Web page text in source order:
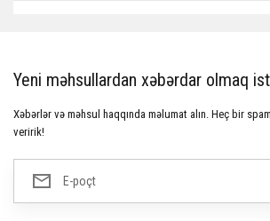
Yeni məhsullardan xəbərdar olmaq
Xəbərlər və məhsul haqqında məlumat alın. Heç bir
veririk!